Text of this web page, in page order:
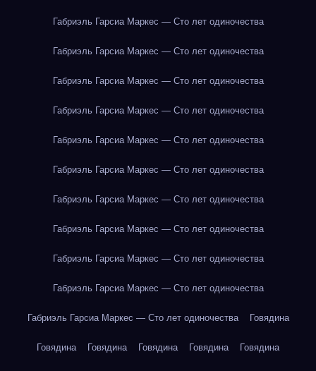
Габриэль Гарсиа Маркес — Сто лет одиночества
Габриэль Гарсиа Маркес — Сто лет одиночества
Габриэль Гарсиа Маркес — Сто лет одиночества
Габриэль Гарсиа Маркес — Сто лет одиночества
Габриэль Гарсиа Маркес — Сто лет одиночества
Габриэль Гарсиа Маркес — Сто лет одиночества
Габриэль Гарсиа Маркес — Сто лет одиночества
Габриэль Гарсиа Маркес — Сто лет одиночества
Габриэль Гарсиа Маркес — Сто лет одиночества
Габриэль Гарсиа Маркес — Сто лет одиночества
Габриэль Гарсиа Маркес — Сто лет одиночества Говядина
Говядина Говядина Говядина Говядина Говядина